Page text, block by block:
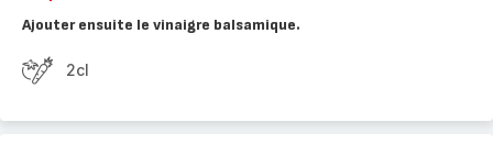
Ajouter ensuite le vinaigre balsamique.
2cl